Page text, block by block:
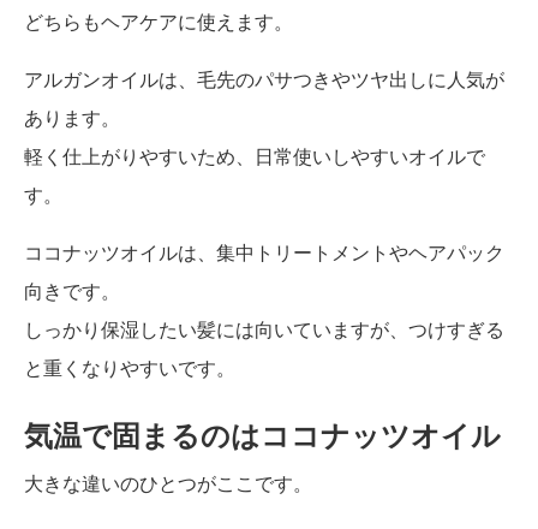
どちらもヘアケアに使えます。
アルガンオイルは、毛先のパサつきやツヤ出しに人気が
あります。
軽く仕上がりやすいため、日常使いしやすいオイルで
す。
ココナッツオイルは、集中トリートメントやヘアパック
向きです。
しっかり保湿したい髪には向いていますが、つけすぎる
と重くなりやすいです。
気温で固まるのはココナッツオイル
大きな違いのひとつがここです。